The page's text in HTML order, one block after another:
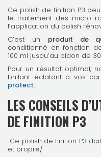
Ce polish de finition P3
le traitement des micro-
l’application du polish
C’est un produit de
conditionné en fonction
100 ml jusqu’au bidon de
Pour un résultat optimal,
brillant éclatant à vos
protect.
LES CONSEILS
DE FINITION P3
Ce polish de finition P3
et propre/